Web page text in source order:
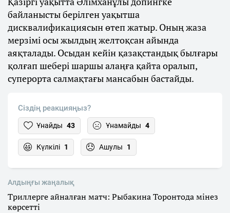
байланысты берілген уақытша
дисквалификациясын өтеп жатыр. Оның жаза
мерзімі осы жылдың желтоқсан айында
аяқталады. Осыдан кейін қазақстандық былғары
қолғап шебері шаршы алаңға қайта оралып,
суперорта салмақтағы мансабын бастайды.
Сіздің реакцияңыз?
Ұнайды 43 Ұнамайды 4
Күлкілі 1 Ашулы 1
Алдыңғы жаңалық
Триллерге айналған матч: Рыбакина Торонтода мінез
көрсетті